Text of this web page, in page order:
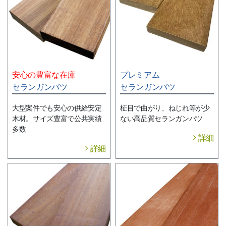
安心の豊富な在庫
セランガンバツ
大型案件でも安心の供給安定
木材。サイズ豊富で公共実績
多数
詳細
プレミアム
セランガンバツ
柾目で曲がり、ねじれ等が少
ない高品質セランガンバツ
詳細